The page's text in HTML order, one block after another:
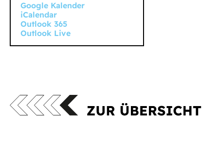
Google Kalender
iCalendar
Outlook 365
Outlook Live